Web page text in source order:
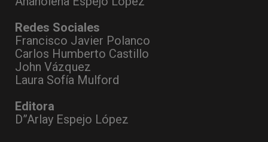
Redes Sociales
Francisco Javier Polanco
Carlos Humberto Castillo
John Vázquez
Laura Sofía Mulford
Editora
D”Arlay Espejo López